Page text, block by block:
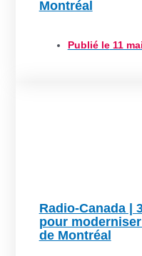
Montréal
Publié le11
Radio-Canada |
pour
de Montréal